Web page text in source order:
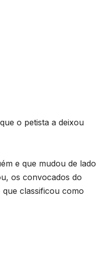
o petista a deixou
e que mudou de lado
os convocados do
classificou como